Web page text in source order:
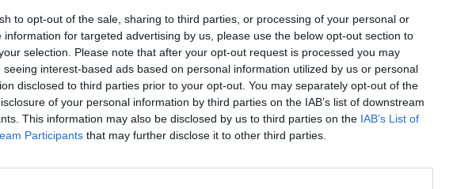
to opt-out of the sale, sharing to third parties, or processing of your personal or
information for targeted advertising by us, please use the below opt-out section to
selection. Please note that after your opt-out request is processed you may
seeing interest-based ads based on personal information utilized by us or personal
disclosed to third parties prior to your opt-out. You may separately opt-out of the
of your personal information by third parties on the IAB’s list of downstream
This information may also be disclosed by us to third parties on the IAB’s List of
Participants that may further disclose it to other third parties.
Stöd Kriminalvårdsmagasinets bevakning av
Kriminalvården
PRENUMERERA PÅ
KRIMINALVÅRDSMAGASINETS
NYHETSBREV